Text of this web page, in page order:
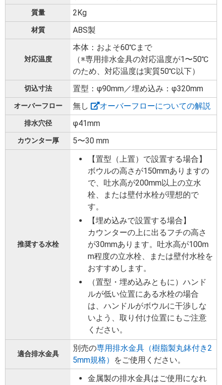
質量 2Kg
材質 ABS製
対応温度
本体：およそ60℃まで
（※専用排水金具の対応温度が1〜50℃
のため、対応温度は実質50℃以下）
切込寸法 置型：φ90mm／埋め込み：φ320mm
オーバーフロー 無し オーバーフローについての解説
排水穴径 φ41mm
カウンター厚 5〜30 mm
推奨する水栓
【置型（上置）で設置する場合】
ボウルの高さが150mmありますの
で、吐水高が200mm以上の立水
栓、または壁付水栓が理想的で
す。
【埋め込みで設置する場合】
カウンターの上に出るフチの高さ
が30mmあります。吐水高が100m
m程度の立水栓、または壁付水栓を
おすすめします。
（置型・埋め込みともに）ハンド
ルが低い位置にある水栓の場合
は、ハンドルがボウルに干渉しな
いよう、取り付け位置にもご注意
ください。
適合排水金具
別売の専用排水金具（樹脂製丸鉢付き2
5mm規格）
をご使用ください。
金属製の排水金具はご使用になれ